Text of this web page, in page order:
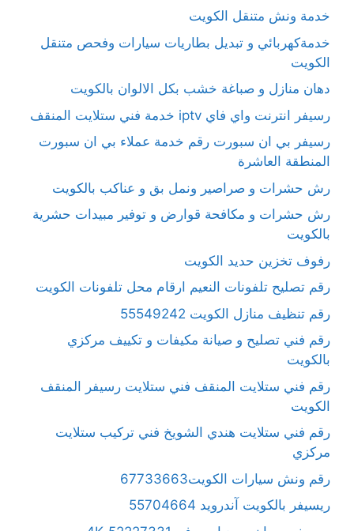
خدمة ونش متنقل الكويت
خدمةكهربائي و تبديل بطاريات سيارات وفحص متنقل
الكويت
دهان منازل و صباغة خشب بكل الالوان بالكويت
رسيفر انترنت واي فاي iptv خدمة فني ستلايت المنقف
رسيفر بي ان سبورت رقم خدمة عملاء بي ان سبورت
المنطقة العاشرة
رش حشرات و صراصير ونمل بق و عناكب بالكويت
رش حشرات و مكافحة قوارض و توفير مبيدات حشرية
بالكويت
رفوف تخزين حديد الكويت
رقم تصليح تلفونات النعيم ارقام محل تلفونات الكويت
رقم تنظيف منازل الكويت 55549242
رقم فني تصليح و صيانة مكيفات و تكييف مركزي
بالكويت
رقم فني ستلايت المنقف فني ستلايت رسيفر المنقف
الكويت
رقم فني ستلايت هندي الشويخ فني تركيب ستلايت
مركزي
رقم ونش سيارات الكويت67733663
ريسيفر بالكويت آندرويد 55704664